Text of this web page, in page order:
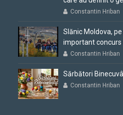
Constantin Hriban
Slănic Moldova,
important concurs
Constantin Hriban
Sărbători
Constantin Hriban